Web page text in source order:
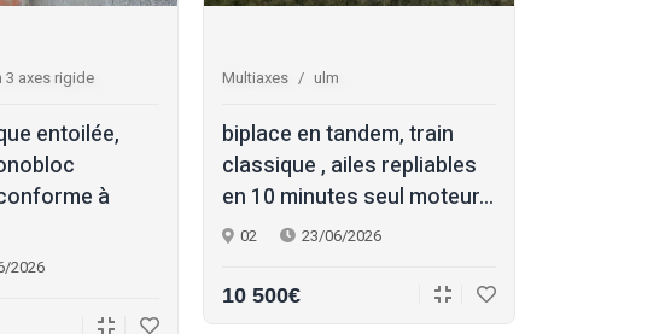
3 axes rigide
entoilée,
à
2026
Multiaxes ulm
biplace en tandem, train
classique , ailes repliables
en 10 minutes seul moteur...
02 23/06/2026
10 500€